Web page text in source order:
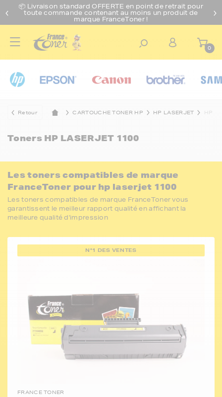
📦 Livraison standard OFFERTE en point de retrait pour
toute commande contenant au moins un produit de
marque FranceToner !
0
Retour CARTOUCHE TONER HP HP LASERJET HP
Toners HP LASERJET 1100
Les toners compatibles de marque
FranceToner pour hp laserjet 1100
Les toners compatibles de marque FranceToner vous
garantissent le meilleur rapport qualité en affichant la
meilleure qualité d'impression
N°1 DES VENTES
FRANCE TONER